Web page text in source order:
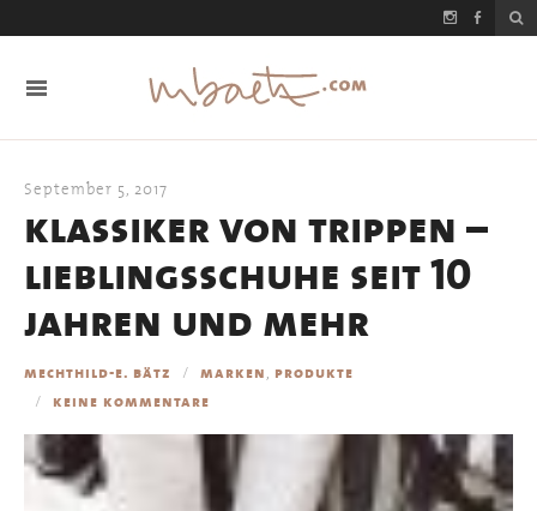
September 5, 2017
klassiker von trippen –
lieblingsschuhe seit 10
jahren und mehr
mechthild-e. bätz marken, produkte
keine kommentare